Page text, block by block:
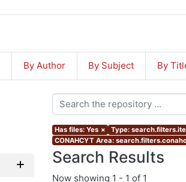
By Author By Subject By
Has files: Yes × Type:
CONAHCYT Area:
Search Results
Now showing 1 - 1 of 1